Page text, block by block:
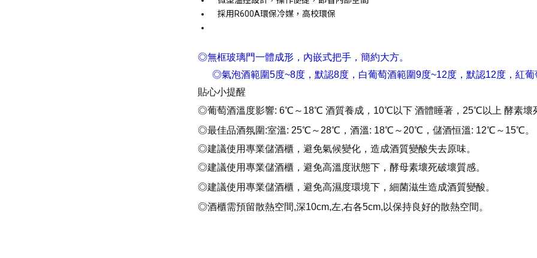
採用 R600A環保冷媒，高校環保
◎無框玻璃門一體成形，內嵌式把手，簡約大方。
◎氣泡酒範圍5度~8度，默認8度，白葡萄酒範圍9度~12度，默認12度，紅葡
貼心小提醒
◎葡萄酒溫度影響: 6℃～18℃ 酒質養成，10℃以下 酒體睡著，25℃以上 酵素壞
◎最佳品酒氛圍:室溫: 25℃～28℃，酒溫: 18℃～20℃，儲酒恒溫: 12℃～15℃。
◎建議使用專業儲酒櫃，避免氣候變化，造成酒質變酸失去原味。
◎建議使用專業儲酒櫃，避免高溫度狀態下，酵母素壞死破壞質感。
◎建議使用專業儲酒櫃，避免高濕度環境下，細菌滋生造成酒質變酸。
◎酒櫃需預留散熱空間,深10cm,左,右各5cm,以保持良好的散熱空間。